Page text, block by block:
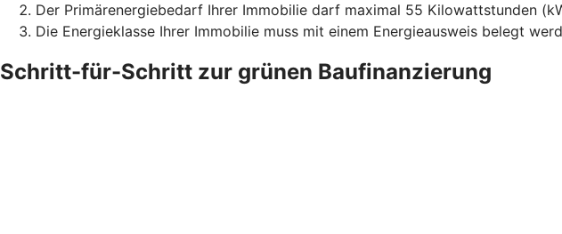
Der Primärenergiebedarf Ihrer Immobilie darf maximal 55 Kilowattstunden
Die Energieklasse Ihrer Immobilie muss mit einem Energieausweis belegt
Schritt-für-Schritt zur grünen Baufinanzierung